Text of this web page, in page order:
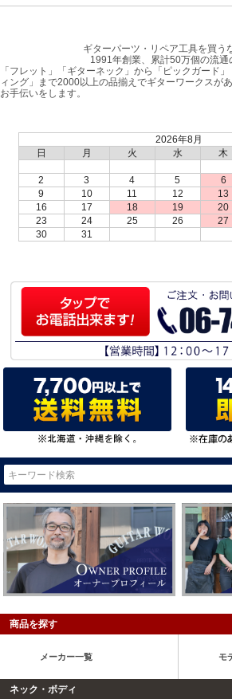
ギターパーツ・リペア工具を買う
1991年創業、累計50万個の流通
「フレット」「ギターネック」から「ピックガード
ィング」まで2000以上の品揃えでギターワークスが
お手伝いをします。
2026年8月
日
月 火 水 木
2
3 4 5 6
9
10 11 12 13
16
17 18 19 20
23
24 25 26 27
30
31
商品を探す
メーカー一覧 モ
ネック・ボディ